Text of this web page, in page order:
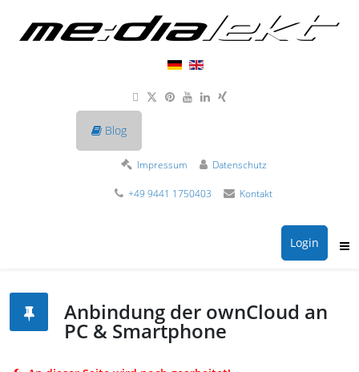
Blog
Impressum Datenschutz
+49 9441 1750403 Kontakt
Login
Anbindung der ownCloud an
PC & Smartphone